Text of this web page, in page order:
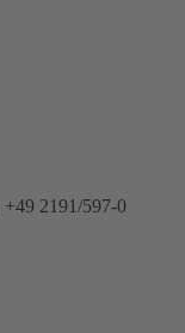
+49 2191/597-0